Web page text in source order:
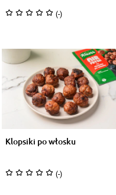
(-)
Klopsiki po włosku
(-)